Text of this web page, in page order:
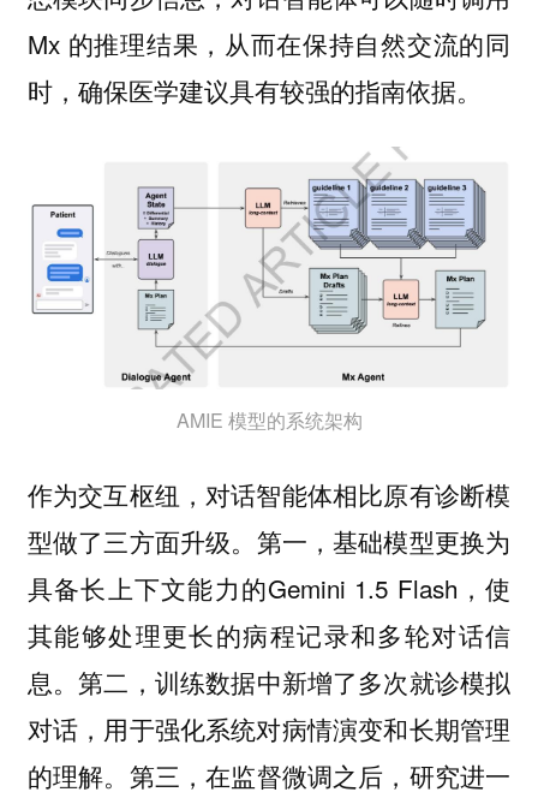
Mx 的推理结果，从而在保持自然交流的同
时，确保医学建议具有较强的指南依据。
AMIE 模型的系统架构
作为交互枢纽，对话智能体相比原有诊断模
型做了三方面升级。 第一，基础模型更换为
具备长上下文能力的Gemini 1.5 Flash，使
其能够处理更长的病程记录和多轮对话信
息。第二， 训练数据中新增了多次就诊模拟
对话，用于强化系统对病情演变和长期管理
的理解。 第三，在监督微调之后，研究进一